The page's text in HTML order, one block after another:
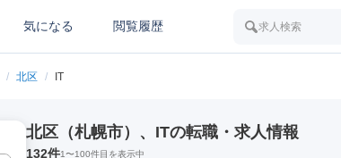
気になる 閲覧履歴 求人検索
/ 北区 / IT
北区（札幌市）、ITの転職・求人情報
132件1〜100件目を表示中